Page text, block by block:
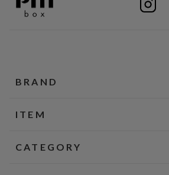
BRAND
ITEM
CATEGORY